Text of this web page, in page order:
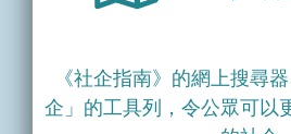
《社企指南》的網上搜尋
企」的工具列，令公眾可以